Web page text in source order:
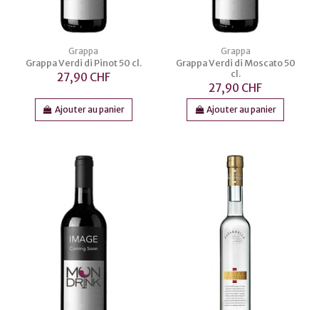
Grappa
Grappa Verdi di Pinot 50 cl.
27,90 CHF
Ajouter au panier
Grappa
Grappa Verdi di Moscato 50
cl.
27,90 CHF
Ajouter au panier